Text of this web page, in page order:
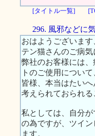
[タイトル一覧]
296. 風邪などに
おはようございます
テン猫さんのご病気
弊社のお客様には
トのご使用につい
皆様、本当はたい
考えられておられ
私としては、自分
の為ですが、ツイ
ます。